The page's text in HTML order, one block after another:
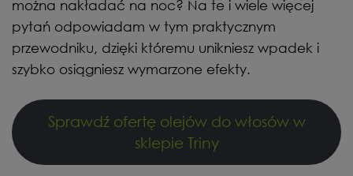
można nakładać na noc? Na te i wiele więcej
pytań odpowiadam w tym praktycznym
przewodniku, dzięki któremu unikniesz wpadek i
szybko osiągniesz wymarzone efekty.
Sprawdź ofertę olejów do włosów w
sklepie Triny